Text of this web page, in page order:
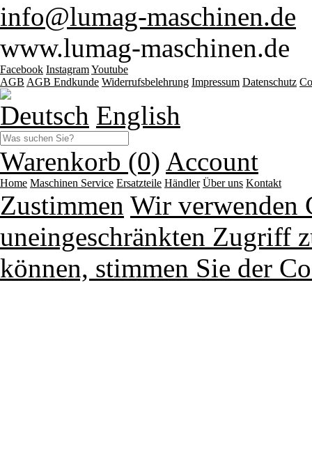
info@lumag-maschinen.de
www.lumag-maschinen.de
Facebook InstagramYoutube
AGB AGB Endkunde Widerrufsbelehrung Impressum Datenschutz
Deutsch English
Warenkorb (0) Account
Home Maschinen Service Ersatzteile Händler Über uns Kontakt
Zustimmen Wir verwenden
uneingeschränkten Zugriff
können, stimmen Sie der